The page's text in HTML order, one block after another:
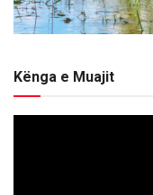
Kënga e Muajit